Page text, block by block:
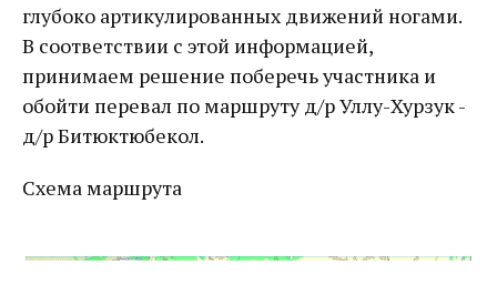
глубоко артикулированных движений ногами.
В соответствии с этой информацией,
принимаем решение поберечь участника и
обойти перевал по маршруту д/р Уллу-Хурзук -
д/р Битюктюбекол.
Схема маршрута